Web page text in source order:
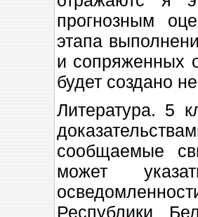
прогнозным
этапа
и сопряженных
будет создано
Литература. 5
сообщаемые
может
Республики